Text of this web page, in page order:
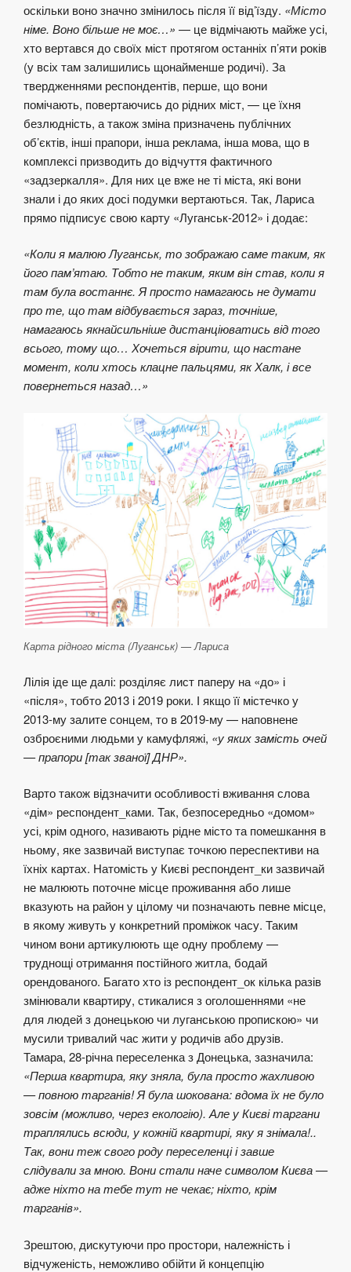
оскільки воно значно змінилось після її від’їзду. «Місто
німе. Воно більше не моє…» — це відмічають майже усі,
хто вертався до своїх міст протягом останніх п’яти років
(у всіх там залишились щонайменше родичі). За
твердженнями респондентів, перше, що вони
помічають, повертаючись до рідних міст, — це їхня
безлюдність, а також зміна призначень публічних
об’єктів, інші прапори, інша реклама, інша мова, що в
комплексі призводить до відчуття фактичного
«задзеркалля». Для них це вже не ті міста, які вони
знали і до яких досі подумки вертаються. Так, Лариса
прямо підписує свою карту «Луганськ-2012» і додає:
«Коли я малюю Луганськ, то зображаю саме таким, як
його пам’ятаю. Тобто не таким, яким він став, коли я
там була востаннє. Я просто намагаюсь не думати
про те, що там відбувається зараз, точніше,
намагаюсь якнайсильніше дистанціюватись від того
всього, тому що… Хочеться вірити, що настане
момент, коли хтось клацне пальцями, як Халк, і все
повернеться назад…»
Карта рідного міста (Луганськ) — Лариса
Лілія іде ще далі: розділяє лист паперу на «до» і
«після», тобто 2013 і 2019 роки. І якщо її містечко у
2013-му залите сонцем, то в 2019-му — наповнене
озброєними людьми у камуфляжі, «у яких замість очей
— прапори [так званої] ДНР».
Варто також відзначити особливості вживання слова
«дім» респондент_ками. Так, безпосередньо «домом»
усі, крім одного, називають рідне місто та помешкання в
ньому, яке зазвичай виступає точкою переспективи на
їхніх картах. Натомість у Києві респондент_ки зазвичай
не малюють поточне місце проживання або лише
вказують на район у цілому чи позначають певне місце,
в якому живуть у конкретний проміжок часу. Таким
чином вони артикулюють ще одну проблему —
труднощі отримання постійного житла, бодай
орендованого. Багато хто із респондент_ок кілька разів
змінювали квартиру, стикалися з оголошеннями «не
для людей з донецькою чи луганською пропискою» чи
мусили тривалий час жити у родичів або друзів.
Тамара, 28-річна переселенка з Донецька, зазначила:
«Перша квартира, яку зняла, була просто жахливою
— повною тарганів! Я була шокована: вдома їх не було
зовсім (можливо, через екологію). Але у Києві таргани
траплялись всюди, у кожній квартирі, яку я знімала!..
Так, вони теж свого роду переселенці і завше
слідували за мною. Вони стали наче символом Києва —
адже ніхто на тебе тут не чекає; ніхто, крім
тарганів».
Зрештою, дискутуючи про простори, належність і
відчуженість, неможливо обійти й концепцію